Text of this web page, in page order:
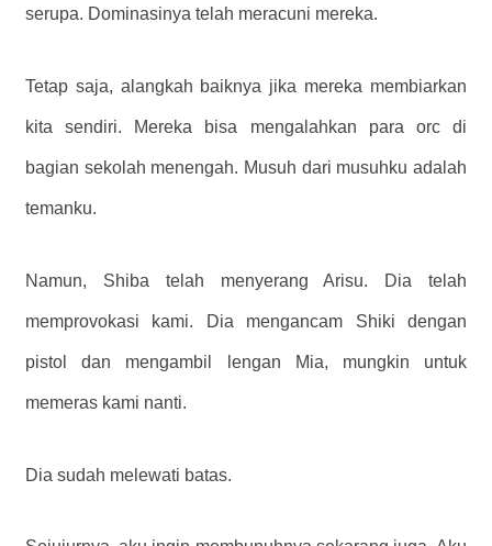
serupa. Dominasinya telah meracuni mereka.
Tetap saja, alangkah baiknya jika mereka membiarkan
kita sendiri. Mereka bisa mengalahkan para orc di
bagian sekolah menengah. Musuh dari musuhku adalah
temanku.
Namun, Shiba telah menyerang Arisu. Dia telah
memprovokasi kami. Dia mengancam Shiki dengan
pistol dan mengambil lengan Mia, mungkin untuk
memeras kami nanti.
Dia sudah melewati batas.